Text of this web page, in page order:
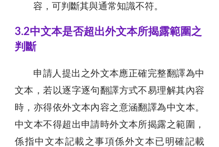
容，可判斷其與通常知識不符。
3.2中文本是否超出外文本所揭露範圍之
判斷
申請人提出之外文本應正確完整翻譯為中
文本，若以逐字逐句翻譯方式不易理解其內容
時，亦得依外文本內容之意涵翻譯為中文本。
中文本不得超出申請時外文本所揭露之範圍，
係指中文本記載之事項係外文本已明確記載